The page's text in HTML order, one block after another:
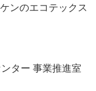
ンのエコテックス
ター 事業推進室